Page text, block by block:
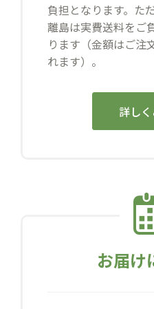
負担となります。た
離島は実費送料をご
ります（金額はご注
れます）。
詳し
お届け